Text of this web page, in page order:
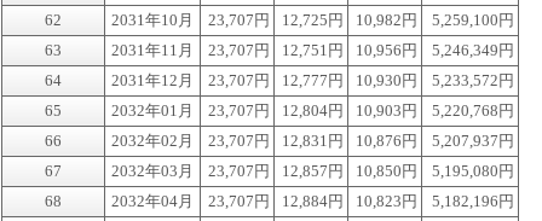
62
2031年10月 23,707円 12,725円 10,982円
5,259,100円
63
2031年11月 23,707円 12,751円 10,956円
5,246,349円
64
2031年12月 23,707円 12,777円 10,930円
5,233,572円
65
2032年01月 23,707円 12,804円 10,903円
5,220,768円
66
2032年02月 23,707円 12,831円 10,876円
5,207,937円
67
2032年03月 23,707円 12,857円 10,850円
5,195,080円
68
2032年04月 23,707円 12,884円 10,823円
5,182,196円